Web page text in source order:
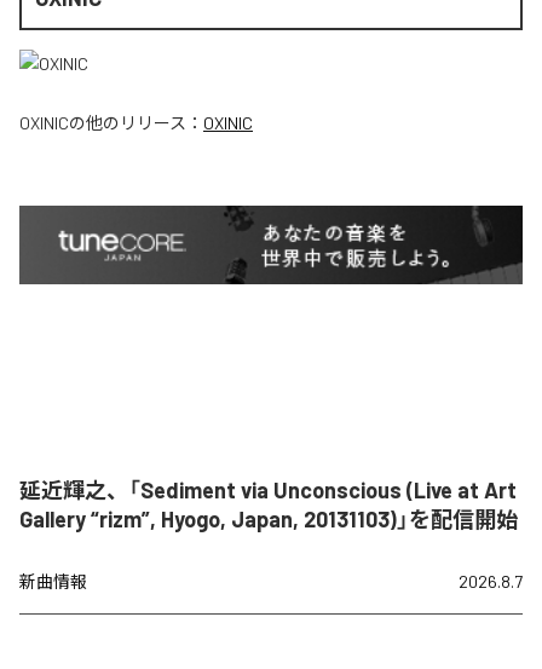
OXINICの他のリリース： OXINIC
延近輝之、「Sediment via Unconscious (Live at Art
Gallery “rizm”, Hyogo, Japan, 20131103)」を配信開始
新曲情報 2026.8.7